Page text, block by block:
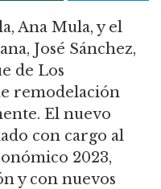
Ana Mula, y el
José Sánchez,
de Los
remodelación
El nuevo
con cargo al
2023,
y con nuevos